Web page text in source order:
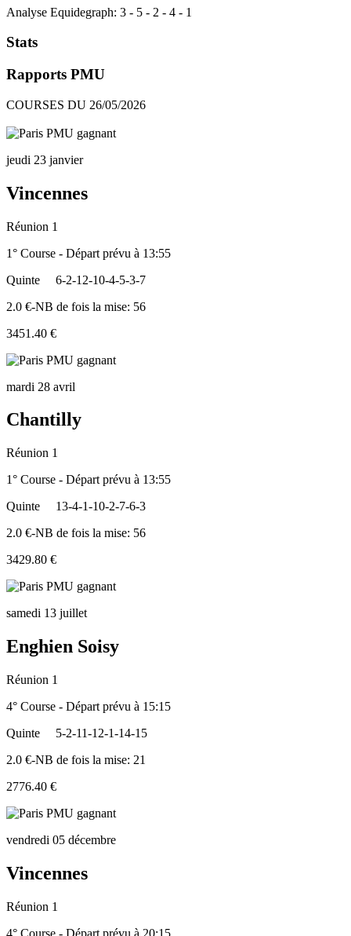
Analyse Equidegraph: 3 - 5 - 2 - 4 - 1
Stats
Rapports PMU
COURSES DU 26/05/2026
jeudi 23 janvier
Vincennes
Réunion 1
1° Course - Départ prévu à 13:55
Quinte
6-2-12-10-4-5-3-7
2.0 €-NB de fois la mise: 56
3451.40 €
mardi 28 avril
Chantilly
Réunion 1
1° Course - Départ prévu à 13:55
Quinte
13-4-1-10-2-7-6-3
2.0 €-NB de fois la mise: 56
3429.80 €
samedi 13 juillet
Enghien Soisy
Réunion 1
4° Course - Départ prévu à 15:15
Quinte
5-2-11-12-1-14-15
2.0 €-NB de fois la mise: 21
2776.40 €
vendredi 05 décembre
Vincennes
Réunion 1
4° Course - Départ prévu à 20:15